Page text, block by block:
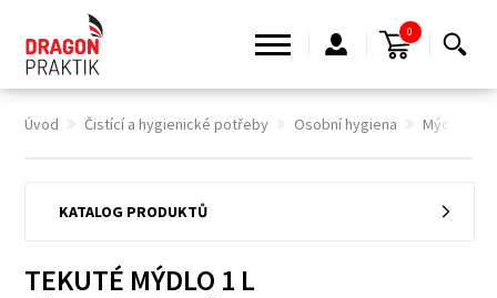
Úvod Čistící a hygienické potřeby Osobní hygiena Mýdla
KATALOG PRODUKTŮ
TEKUTÉ MÝDLO 1 L
0